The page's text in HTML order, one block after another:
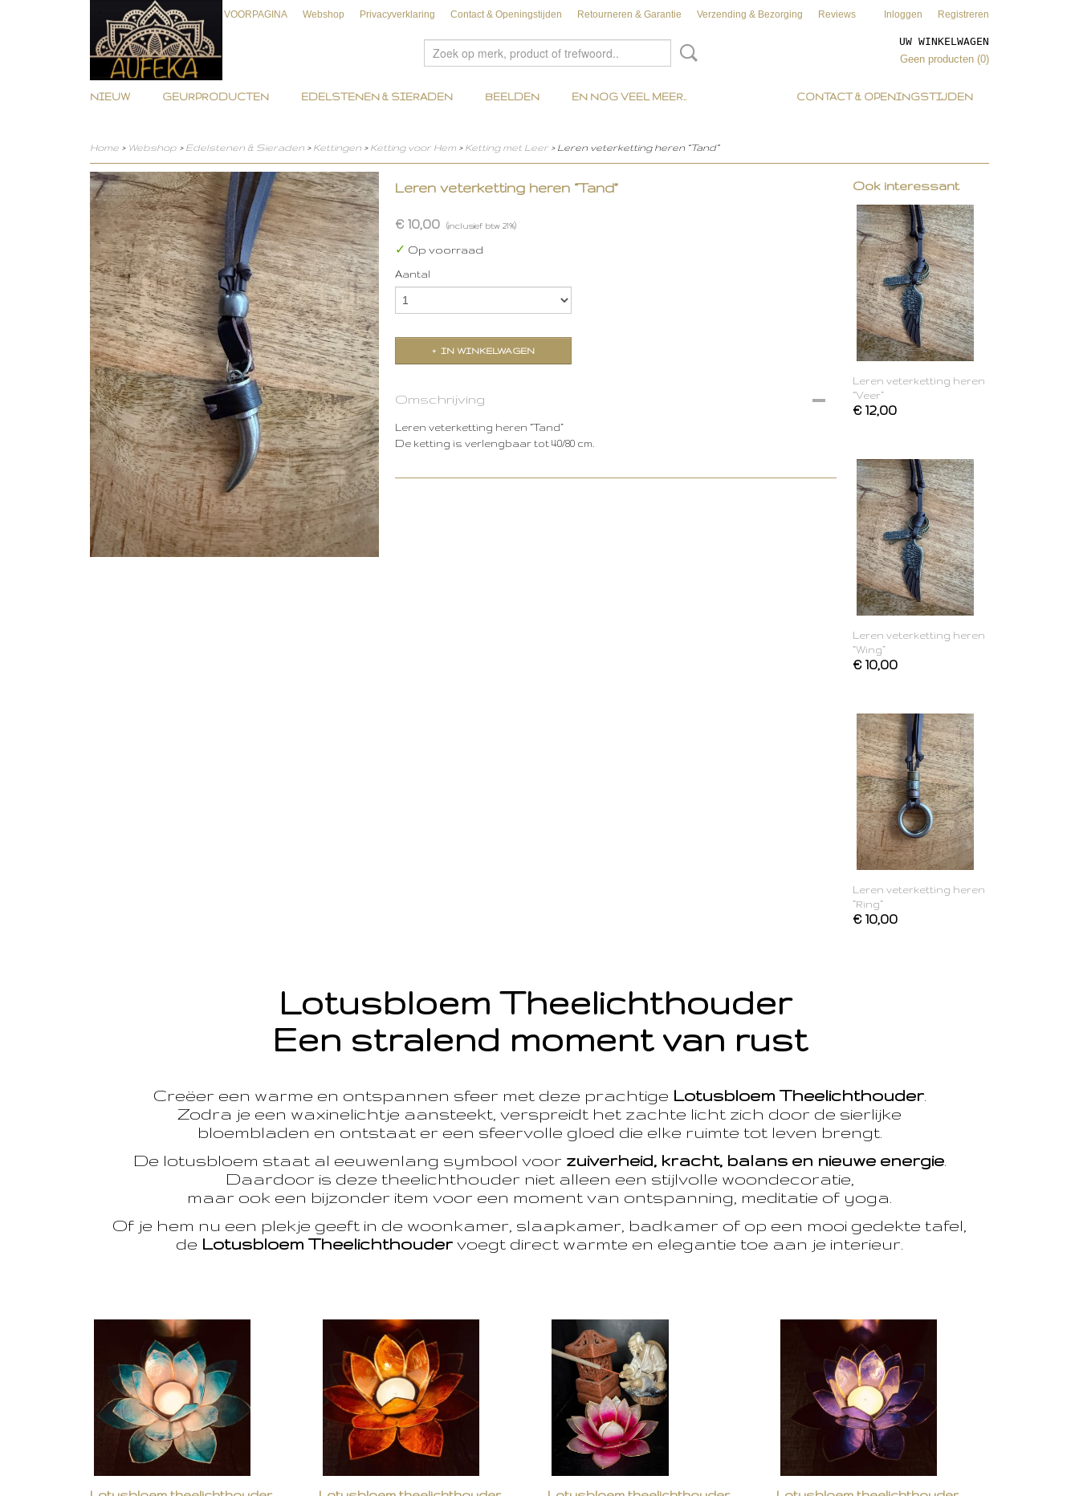
VOORPAGINA Webshop Privacyverklaring Contact & Openingstijden Retourneren & Garantie Verzending & Bezorging Reviews Inloggen Registreren
UW WINKELWAGEN
Geen producten (0)
CONTACT & OPENINGSTIJDEN
NIEUW GEURPRODUCTEN EDELSTENEN & SIERADEN BEELDEN EN NOG VEEL MEER..
Home > Webshop > Edelstenen & Sieraden > Kettingen > Ketting voor Hem > Ketting met Leer > Leren veterketting heren “Tand”
Leren veterketting heren “Tand”
€ 10,00 (inclusief btw 21%)
✓ Op voorraad
Aantal
IN WINKELWAGEN
Omschrijving
Leren veterketting heren “Tand”
De ketting is verlengbaar tot 40/80 cm.
Ook interessant
Leren veterketting heren
“Veer”
€ 12,00
Leren veterketting heren
“Wing”
€ 10,00
Leren veterketting heren
“Ring”
€ 10,00
Lotusbloem Theelichthouder
Een stralend moment van rust
Creëer een warme en ontspannen sfeer met deze prachtige Lotusbloem Theelichthouder.
Zodra je een waxinelichtje aansteekt, verspreidt het zachte licht zich door de sierlijke
bloembladen en ontstaat er een sfeervolle gloed die elke ruimte tot leven brengt.
De lotusbloem staat al eeuwenlang symbool voor zuiverheid, kracht, balans en nieuwe energie.
Daardoor is deze theelichthouder niet alleen een stijlvolle woondecoratie,
maar ook een bijzonder item voor een moment van ontspanning, meditatie of yoga.
Of je hem nu een plekje geeft in de woonkamer, slaapkamer, badkamer of op een mooi gedekte tafel,
de Lotusbloem Theelichthouder voegt direct warmte en elegantie toe aan je interieur.